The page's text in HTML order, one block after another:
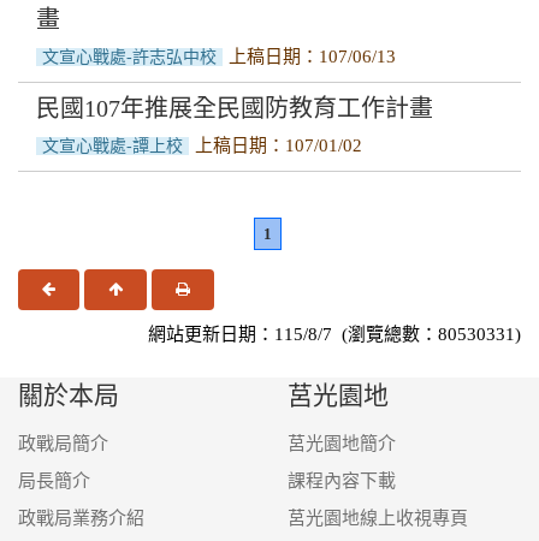
畫
文宣心戰處-許志弘中校 上稿日期：107/06/13
民國107年推展全民國防教育工作計畫
文宣心戰處-譚上校 上稿日期：107/01/02
1
上一頁 回頂端 友善列印
網站更新日期：115/8/7 (瀏覽總數：80530331)
關於本局
政戰局簡介
局長簡介
政戰局業務介紹
莒光園地
莒光園地簡介
課程內容下載
莒光園地線上收視專頁